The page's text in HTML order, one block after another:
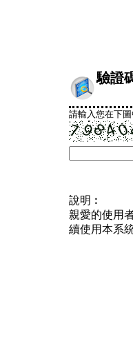
驗證
請輸入您在下
說明︰
親愛的使用
續使用本系